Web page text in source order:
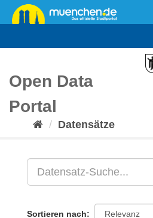
Überspringen
zum
Open Data
Portal
Datensätze
Sortieren nach